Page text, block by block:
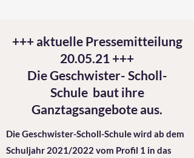
+++ aktuelle Pressemitteilung
20.05.21 +++
Die Geschwister- Scholl-
Schule baut ihre
Ganztagsangebote aus.
Die Geschwister-Scholl-Schule wird ab dem
Schuljahr 2021/2022 vom Profil 1 in das